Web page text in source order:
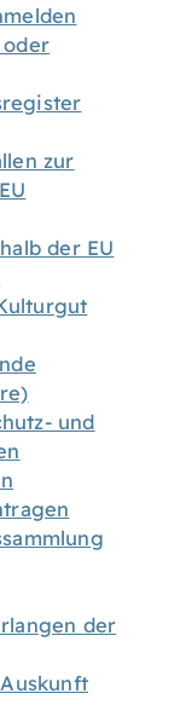
zur
der EU
und
der